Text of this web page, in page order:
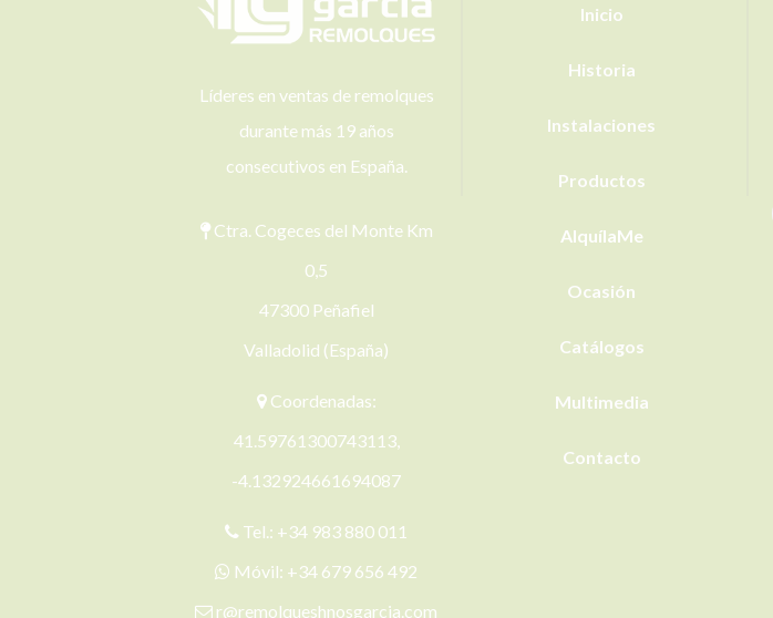
Líderes en ventas de remolques
durante más 19 años
consecutivos en España.
Ctra. Cogeces del Monte Km
0,5
47300 Peñafiel
Valladolid (España)
Coordenadas:
41.59761300743113,
-4.132924661694087
Tel.: +34 983 880 011
Móvil: +34 679 656 492
r@remolqueshnosgarcia.com
Inicio
Historia
Instalaciones
Productos
AlquílaMe
Ocasión
Catálogos
Multimedia
Contacto